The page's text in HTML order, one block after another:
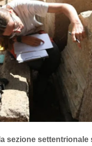
la sezione